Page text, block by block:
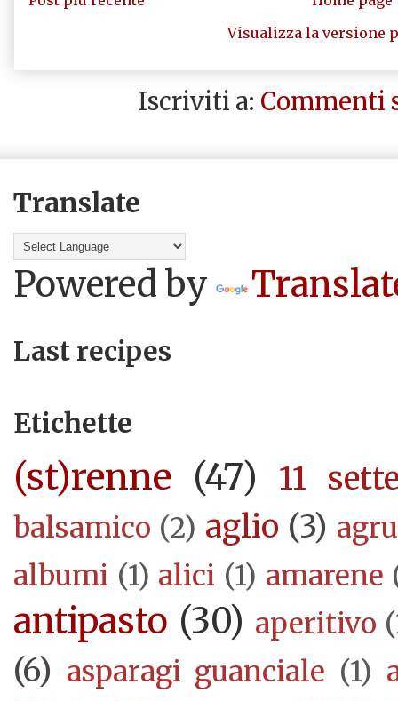
Visualizza la versione
Iscriviti a: Commenti
Translate
Powered by
Last recipes
Etichette
(st)renne (47) 11
balsamico (2) aglio (3)
albumi (1) alici (1) amarene
antipasto (30) aperitivo
(6) asparagi guanciale (1)